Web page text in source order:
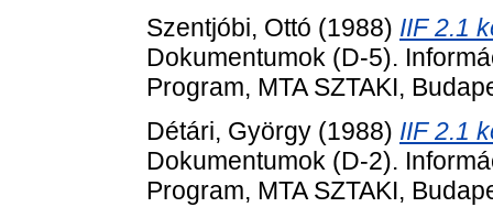
Szentjóbi, Ottó (1988) IIF 2.1
Dokumentumok (D-5).
Program, MTA SZTAKI,
Détári, György (1988) IIF 2.1
Dokumentumok (D-2).
Program, MTA SZTAKI,